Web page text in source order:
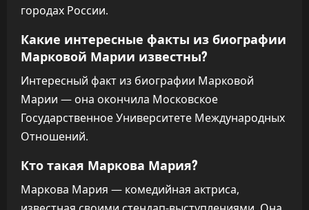
городах России.
Какие интересные факты из биографии
Марковой Марии известны?
Интересный факт из биографии Марковой
Марии — она окончила Московское
Государственное Университете Международных
Отношений.
Кто такая Маркова Мария?
Маркова Мария — комедийная актриса,